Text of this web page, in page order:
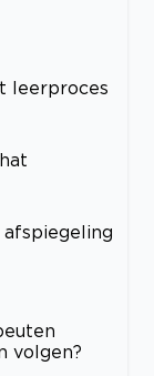
leerproces
volgen?